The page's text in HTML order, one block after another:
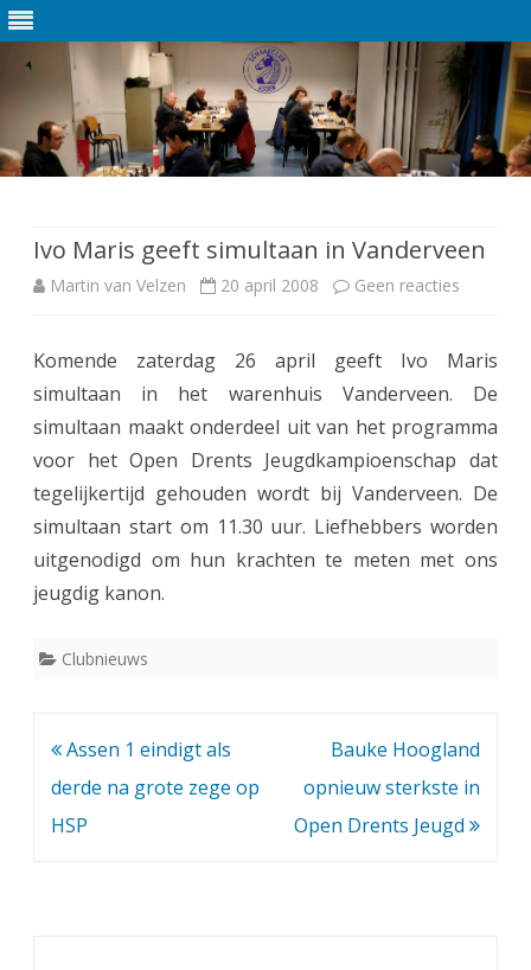
de
inhoud
Ivo Maris geeft simultaan in Vanderveen
Martin van Velzen 20 april 2008 Geen reacties
I
M
a
e
e
f
Komende zaterdag 26 april geeft Ivo Maris
simultaan in het warenhuis Vanderveen. De
simultaan maakt onderdeel uit van het programma
voor het Open Drents Jeugdkampioenschap dat
tegelijkertijd gehouden wordt bij Vanderveen. De
simultaan start om 11.30 uur. Liefhebbers worden
uitgenodigd om hun krachten te meten met ons
jeugdig kanon.
Clubnieuws
Bericht
navigatie
Assen 1 eindigt als
derde na grote zege op
HSP
Bauke Hoogland
opnieuw sterkste in
Open Drents Jeugd